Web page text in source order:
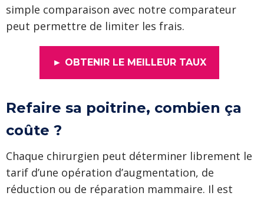
simple comparaison avec notre comparateur
peut permettre de limiter les frais.
► OBTENIR LE MEILLEUR TAUX
Refaire sa poitrine, combien ça
coûte ?
Chaque chirurgien peut déterminer librement le
tarif d’une opération d’augmentation, de
réduction ou de réparation mammaire. Il est